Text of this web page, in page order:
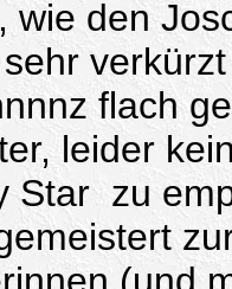
wie den
flach
leider
Star zu